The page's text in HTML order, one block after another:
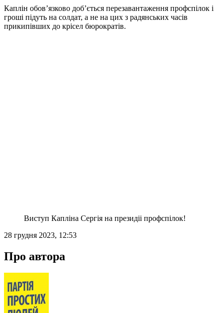
Каплін обов’язково доб’ється перезавантаження профспілок і
гроші підуть на солдат, а не на цих з радянських часів
прикипівших до крісел бюрократів.
Виступ Капліна Сергія на президіі профспілок!
28 грудня 2023, 12:53
Про автора